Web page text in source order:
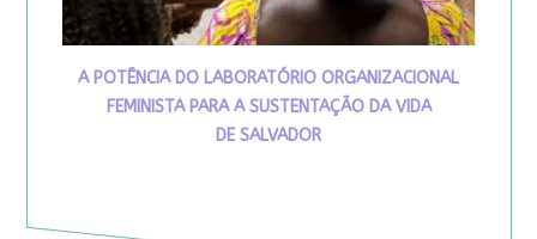
A POTÊNCIA DO LABORATÓRIO ORGANIZACIONAL
FEMINISTA PARA A SUSTENTAÇÃO DA VIDA
DE SALVADOR